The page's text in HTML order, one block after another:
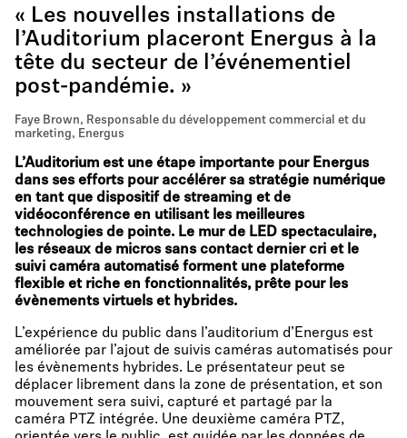
« Les nouvelles installations de
l’Auditorium placeront Energus à la
tête du secteur de l’événementiel
post-pandémie. »
Faye Brown, Responsable du développement commercial et du
marketing, Energus
L’Auditorium est une étape importante pour Energus
dans ses efforts pour accélérer sa stratégie numérique
en tant que dispositif de streaming et de
vidéoconférence en utilisant les meilleures
technologies de pointe. Le mur de LED spectaculaire,
les réseaux de micros sans contact dernier cri et le
suivi caméra automatisé forment une plateforme
flexible et riche en fonctionnalités, prête pour les
évènements virtuels et hybrides.
L’expérience du public dans l’auditorium d’Energus est
améliorée par l’ajout de suivis caméras automatisés pour
les évènements hybrides. Le présentateur peut se
déplacer librement dans la zone de présentation, et son
mouvement sera suivi, capturé et partagé par la
caméra PTZ intégrée. Une deuxième caméra PTZ,